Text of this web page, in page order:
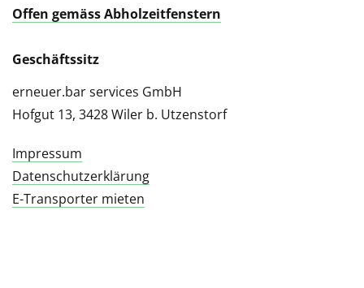
Offen gemäss Abholzeitfenstern
Geschäftssitz
erneuer.bar services GmbH
Hofgut 13, 3428 Wiler b. Utzenstorf
Impressum
Datenschutzerklärung
E-Transporter mieten